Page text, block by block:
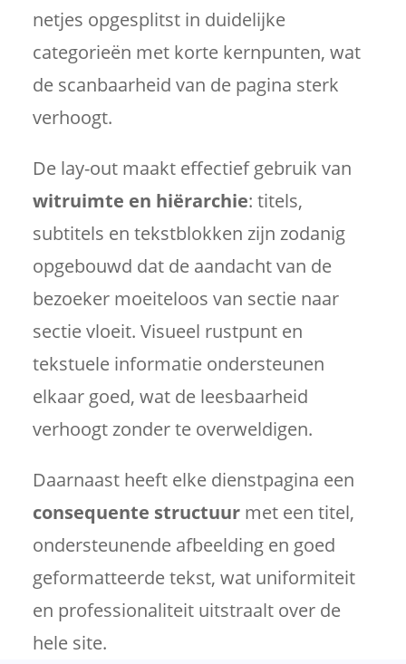
netjes opgesplitst in duidelijke
categorieën met korte kernpunten, wat
de scanbaarheid van de pagina sterk
verhoogt.
De lay-out maakt effectief gebruik van
witruimte en hiërarchie: titels,
subtitels en tekstblokken zijn zodanig
opgebouwd dat de aandacht van de
bezoeker moeiteloos van sectie naar
sectie vloeit. Visueel rustpunt en
tekstuele informatie ondersteunen
elkaar goed, wat de leesbaarheid
verhoogt zonder te overweldigen.
Daarnaast heeft elke dienstpagina een
consequente structuurmet een titel,
ondersteunende afbeelding en goed
geformatteerde tekst, wat uniformiteit
en professionaliteit uitstraalt over de
hele site.